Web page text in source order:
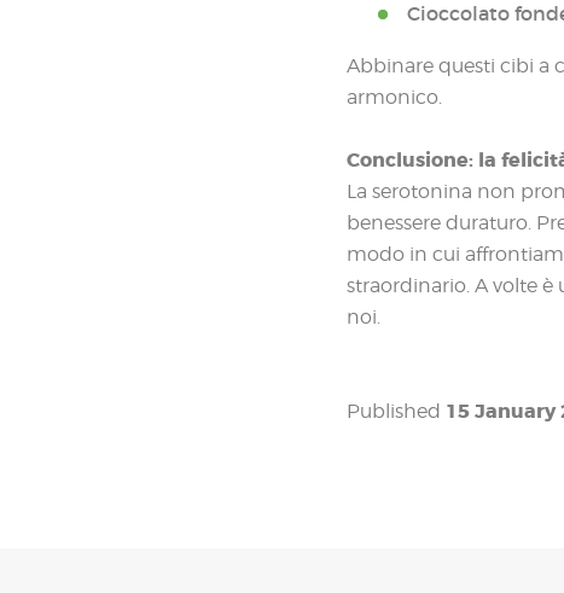
Cioccolato
Abbinare questi cibi a
armonico.
Conclusione: la
La serotonina non
benessere duraturo.
modo in cui
straordinario. A volte
noi.
Published 15 January